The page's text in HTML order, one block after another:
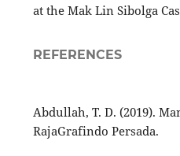
at the Mak Lin Sibolga
REFERENCES
Abdullah, T. D. (2019).
RajaGrafindo Persada.